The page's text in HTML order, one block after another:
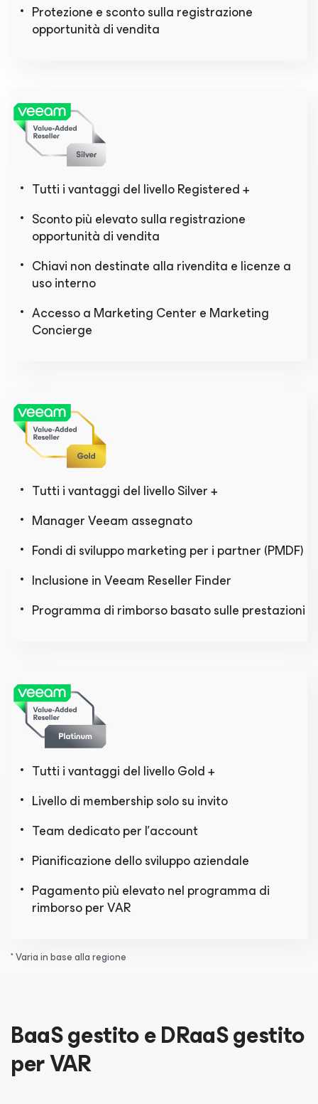
Protezione e sconto sulla registrazione
opportunità di vendita
Tutti i vantaggi del livello Registered +
Sconto più elevato sulla registrazione
opportunità di vendita
Chiavi non destinate alla rivendita e licenze a
uso interno
Accesso a Marketing Center e Marketing
Concierge
Tutti i vantaggi del livello Silver +
Manager Veeam assegnato
Fondi di sviluppo marketing per i partner (PMDF)
Inclusione in Veeam Reseller Finder
Programma di rimborso basato sulle prestazioni
Tutti i vantaggi del livello Gold +
Livello di membership solo su invito
Team dedicato per l'account
Pianificazione dello sviluppo aziendale
Pagamento più elevato nel programma di
rimborso per VAR
* Varia in base alla regione
BaaS gestito e DRaaS gestito
per VAR